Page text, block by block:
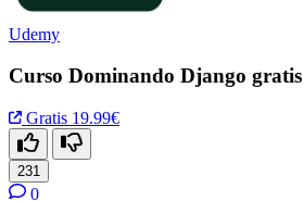
Udemy
Curso Dominando Django gratis
Gratis 19.99€
231
0